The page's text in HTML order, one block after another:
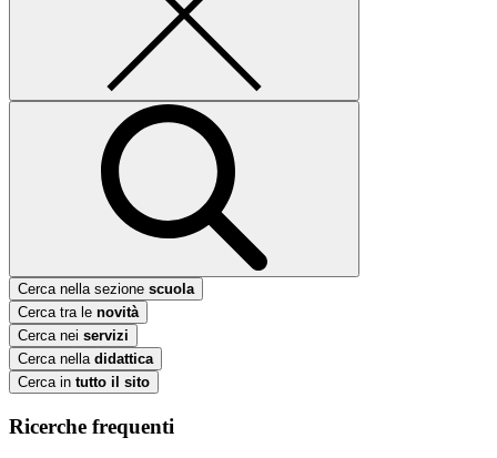
Cerca nella sezione scuola
Cerca tra le novità
Cerca nei servizi
Cerca nella didattica
Cerca in tutto il sito
Ricerche frequenti